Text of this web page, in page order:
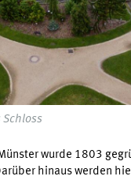
wurde 1803
hinaus werden